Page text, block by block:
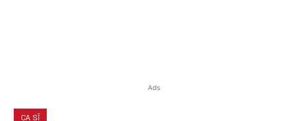
Ads
CA SĨ